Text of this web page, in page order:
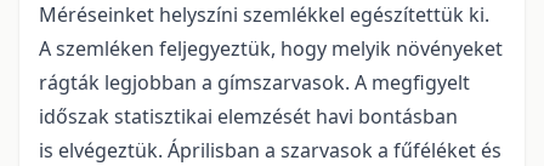
Méréseinket helyszíni szemlékkel egészítettük ki.
A szemléken feljegyeztük, hogy melyik növényeket
rágták legjobban a gímszarvasok. A megfigyelt
időszak statisztikai elemzését havi bontásban
is elvégeztük. Áprilisban a szarvasok a fűféléket és